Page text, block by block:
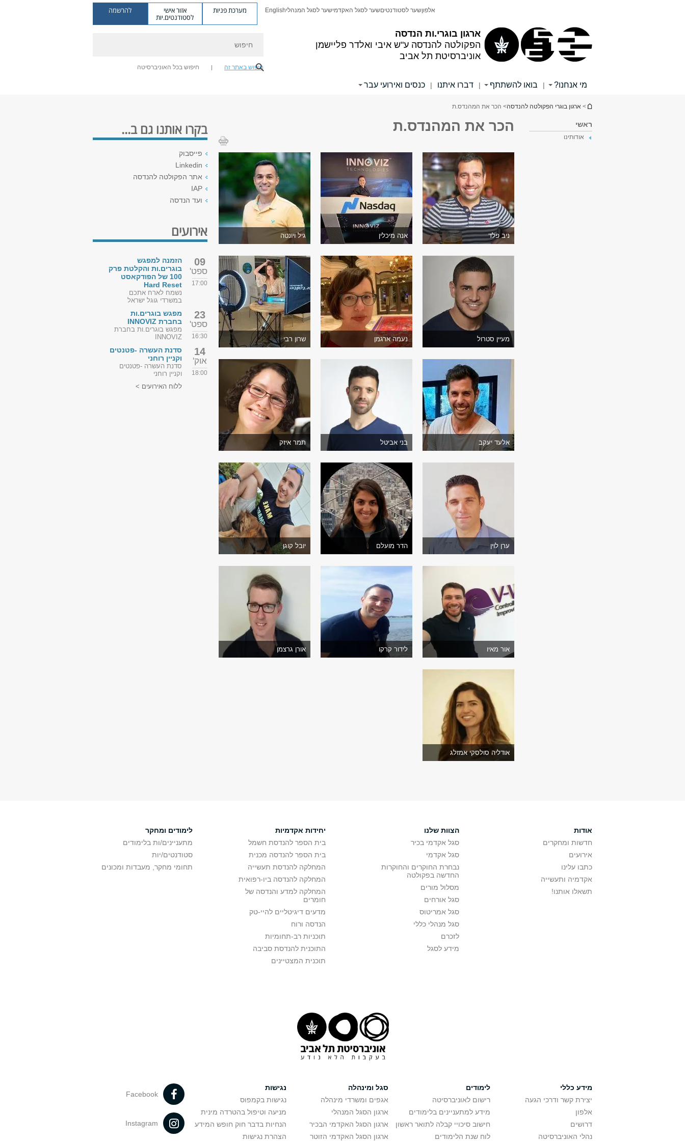
ארגון בוגרי.ות הנדסה
הפקולטה להנדסה ע"ש איבי ואלדר פליישמן
אוניברסיטת תל אביב
אלפוןשער לסטודנטיםשער לסגל האקדמישער לסגל המנהליEnglish מערכת פניות אזור אישי
לסטודנטים.יות
להרשמה
חיפוש באתר זה חיפוש בכל האוניברסיטה
מי אנחנו? | בואו להשתתף | דברו איתנו | כנסים ואירועי עבר
הינך נמצא כאן
> ארגון בוגרי הפקולטה להנדסה> הכר את המהנדס.ת
ראשי
אודותינו
הכר את המהנדס.ת
ניב פלד אנה מיכלין גיל ויונטה
מעיין סטרול נעמה ארגמן שרון רבי
אלעד יעקב בני אביטל תמר איזק
ערן לוין הדר מועלם יובל קוגן
אור מאיו לידור קרקו אורן גרצמן
אודליה סולסקי אמזלג
בקרו אותנו גם ב...
פייסבוק
Linkedin
אתר הפקולטה להנדסה
IAP
ועד הנדסה
אירועים
09
ספט'
17:00
הזמנה למפגש
בוגרים.ות והקלטת פרק
100 של הפודקאסט
Hard Reset
נשמח לארח אתכם
במשרדי גוגל ישראל
23
ספט'
16:30
מפגש בוגרים.ות
בחברת INNOVIZ
מפגש בוגרים.ות בחברת
INNOVIZ
14
אוק'
18:00
סדנת העשרה -פטנטים
וקניין רוחני
סדנת העשרה -פטנטים
וקניין רוחני
ללוח האירועים >
אודות
חדשות ומחקרים
אירועים
כתבו עלינו
אקדמיה ותעשייה
תשאלו אותנו!
הצוות שלנו
סגל אקדמי בכיר
סגל אקדמי
נבחרת החוקרים והחוקרות
החדשה בפקולטה
מסלול מורים
סגל אורחים
סגל אמריטוס
סגל מנהלי כללי
לזכרם
מידע לסגל
יחידות אקדמיות
בית הספר להנדסת חשמל
בית הספר להנדסה מכנית
המחלקה להנדסת תעשייה
המחלקה להנדסה ביו-רפואית
המחלקה למדע והנדסה של
חומרים
מדעים דיגיטליים להיי-טק
הנדסה ורוח
תוכניות רב-תחומיות
התוכנית להנדסת סביבה
תוכנית המצטיינים
לימודים ומחקר
מתעניינים/ות בלימודים
סטודנטים/יות
תחומי מחקר, מעבדות ומכונים
מידע כללי
יצירת קשר ודרכי הגעה
אלפון
דרושים
נהלי האוניברסיטה
לימודים
רישום לאוניברסיטה
מידע למתעניינים בלימודים
חישוב סיכויי קבלה לתואר ראשון
לוח שנת הלימודים
סגל ומינהלה
אגפים ומשרדי מינהלה
ארגון הסגל המנהלי
ארגון הסגל האקדמי הבכיר
ארגון הסגל האקדמי הזוטר
נגישות
נגישות בקמפוס
מניעה וטיפול בהטרדה מינית
הנחיות בדבר חוק חופש המידע
הצהרת נגישות
Facebook
Instagram